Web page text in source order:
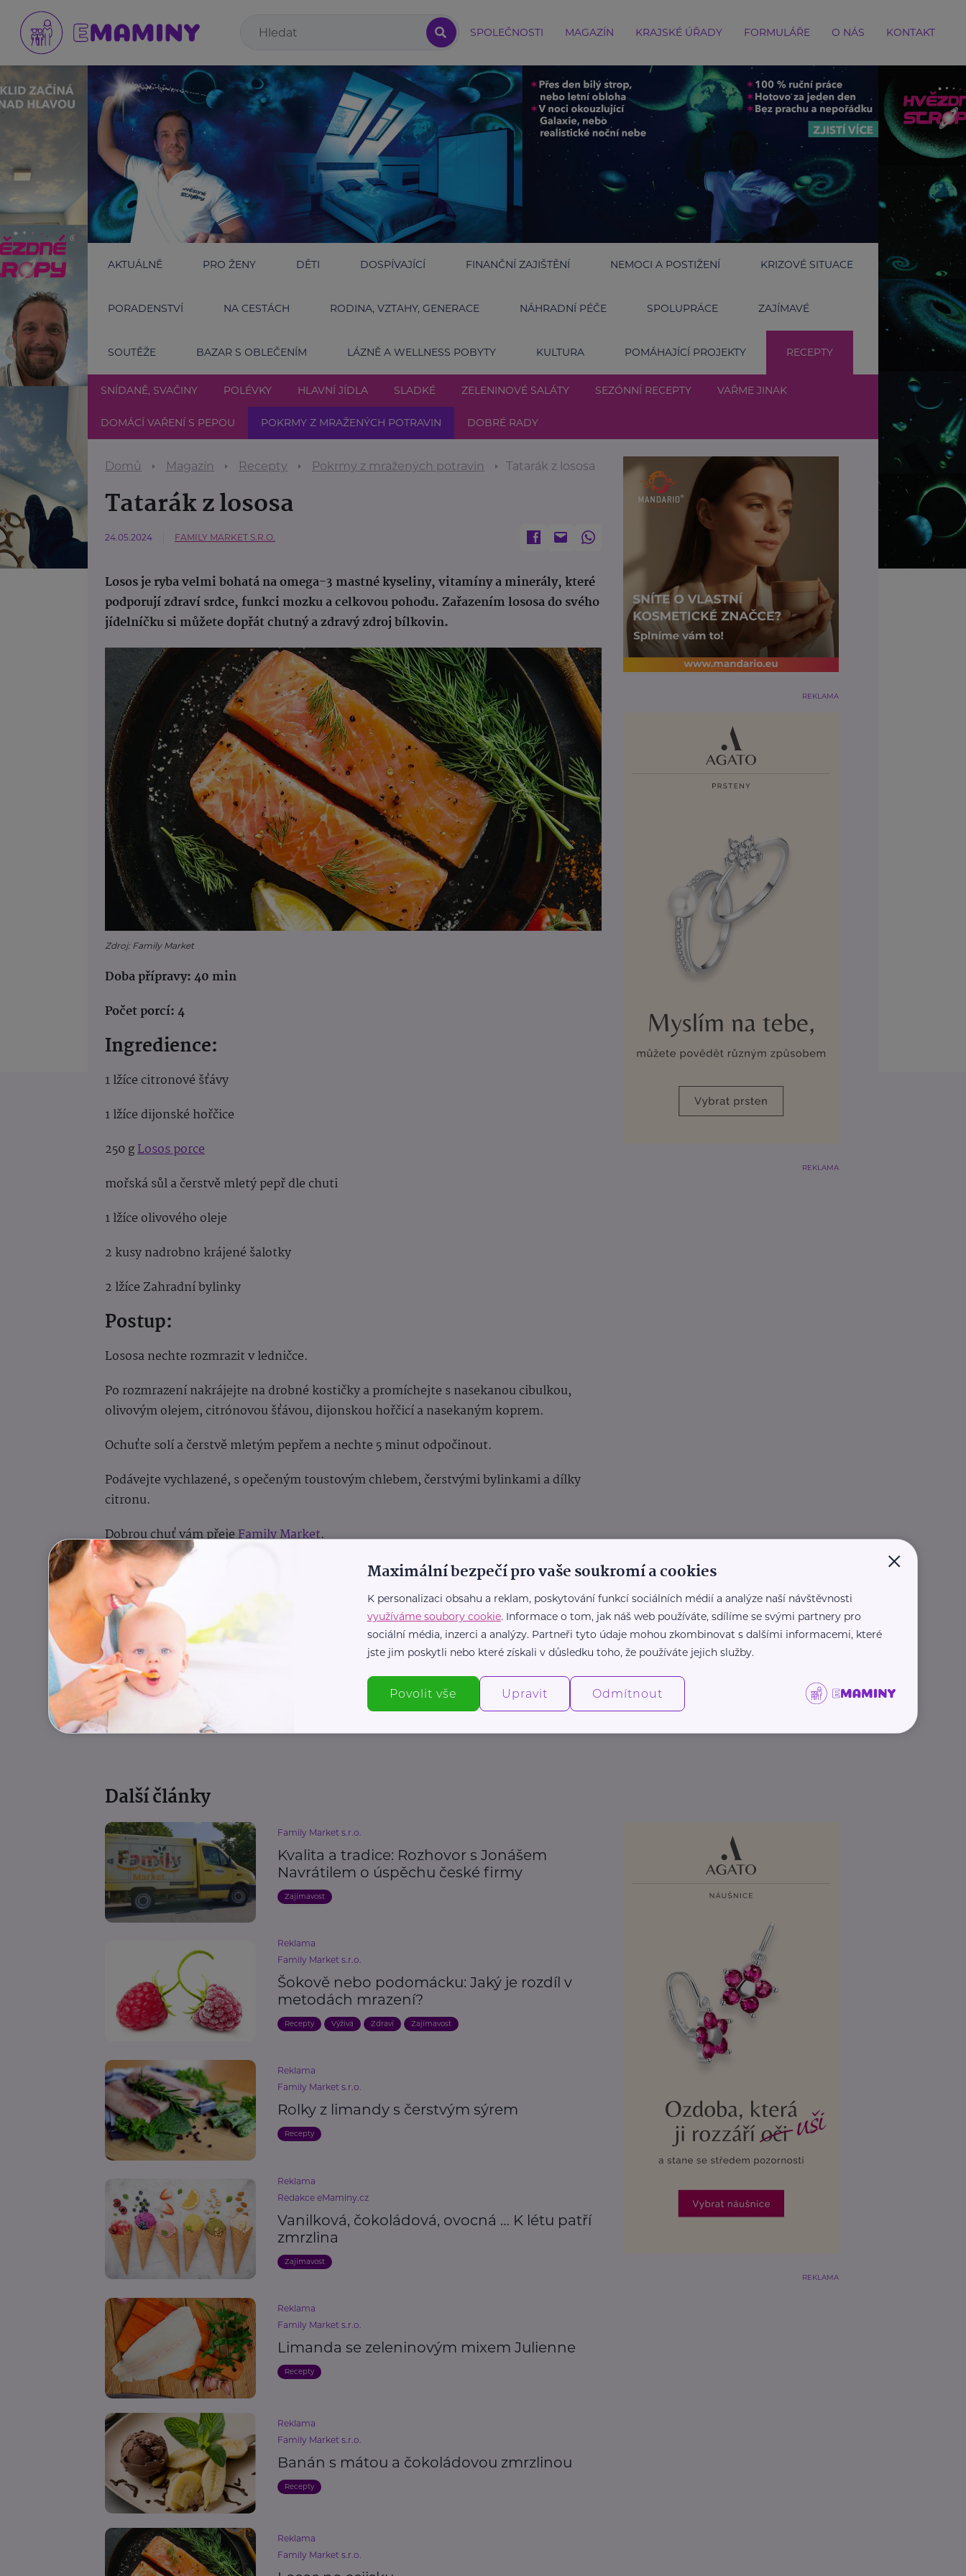
SPOLEČNOSTI MAGAZÍN KRAJSKÉ ÚŘADY FORMULÁŘE O NÁS KONTAKT
AKTUÁLNĚ PRO ŽENY DĚTI DOSPÍVAJÍCÍ FINANČNÍ ZAJIŠTĚNÍ NEMOCI A POSTIŽENÍ KRIZOVÉ SITUACE
PORADENSTVÍ NA CESTÁCH RODINA, VZTAHY, GENERACE NÁHRADNÍ PÉČE SPOLUPRÁCE ZAJÍMAVÉ
SOUTĚŽE BAZAR S OBLEČENÍM LÁZNĚ A WELLNESS POBYTY KULTURA POMÁHAJÍCÍ PROJEKTY RECEPTY
SNÍDANĚ, SVAČINY POLÉVKY HLAVNÍ JÍDLA SLADKÉ ZELENINOVÉ SALÁTY SEZÓNNÍ RECEPTY VAŘME JINAK
DOMÁCÍ VAŘENÍ S PEPOU POKRMY Z MRAŽENÝCH POTRAVIN DOBRÉ RADY
Domů Magazín Recepty Pokrmy z mražených potravin Tatarák z lososa
Tatarák z lososa
24.05.2024 FAMILY MARKET S.R.O.
Losos je ryba velmi bohatá na omega-3 mastné kyseliny, vitamíny a minerály, které
podporují zdraví srdce, funkci mozku a celkovou pohodu. Zařazením lososa do svého
jídelníčku si můžete dopřát chutný a zdravý zdroj bílkovin.
Zdroj: Family Market
Doba přípravy: 40 min
Počet porcí: 4
Ingredience:
1 lžíce citronové šťávy
1 lžíce dijonské hořčice
250 gLosos porce
mořská sůl a čerstvě mletý pepř dle chuti
1 lžíce olivového oleje
2 kusy nadrobno krájené šalotky
2 lžíce Zahradní bylinky
Postup:
Lososa nechte rozmrazit v ledničce.
Po rozmrazení nakrájejte na drobné kostičky a promíchejte s nasekanou cibulkou,
olivovým olejem, citrónovou šťávou, dijonskou hořčicí a nasekaným koprem.
Ochuťte solí a čerstvě mletým pepřem a nechte 5 minut odpočinout.
Podávejte vychlazené, s opečeným toustovým chlebem, čerstvými bylinkami a dílky
citronu.
Dobrou chuť vám přejeFamily Market.
Autor:Family Market s.r.o.
Recepty
REKLAMA
REKLAMA
Další články
Family Market s.r.o.
Kvalita a tradice: Rozhovor s Jonášem
Navrátilem o úspěchu české firmy
Zajímavost
Reklama
Family Market s.r.o.
Šokově nebo podomácku: Jaký je rozdíl v
metodách mrazení?
Recepty Výživa Zdraví Zajímavost
Reklama
Family Market s.r.o.
Rolky z limandy s čerstvým sýrem
Recepty
Reklama
Redakce eMaminy.cz
Vanilková, čokoládová, ovocná … K létu patří
zmrzlina
Zajímavost
Reklama
Family Market s.r.o.
Limanda se zeleninovým mixem Julienne
Recepty
Reklama
Family Market s.r.o.
Banán s mátou a čokoládovou zmrzlinou
Recepty
Reklama
Family Market s.r.o.
REKLAMA
×
Maximální bezpečí pro vaše soukromí a cookies
K personalizaci obsahu a reklam, poskytování funkcí sociálních médií a analýze naší návštěvnosti
využíváme soubory cookie. Informace o tom, jak náš web používáte, sdílíme se svými partnery pro
sociální média, inzerci a analýzy. Partneři tyto údaje mohou zkombinovat s dalšími informacemi, které
jste jim poskytli nebo které získali v důsledku toho, že používáte jejich služby.
Povolit vše Upravit Odmítnout